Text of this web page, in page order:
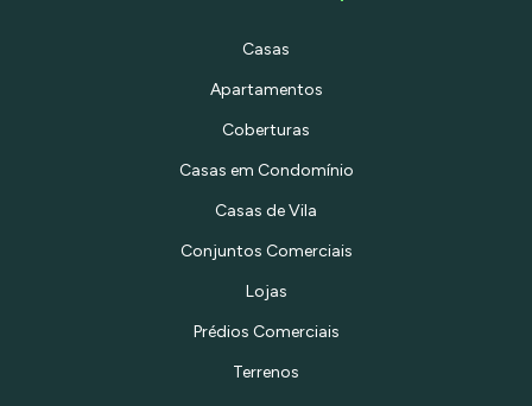
Casas
Apartamentos
Coberturas
Casas em Condomínio
Casas de Vila
Conjuntos Comerciais
Lojas
Prédios Comerciais
Terrenos